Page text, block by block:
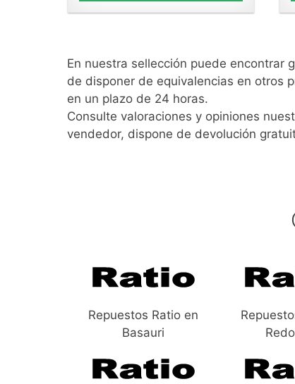
En nuestra sellección puede encontrar
de disponer de equivalencias en otros
en un plazo de 24 horas.
Consulte valoraciones y opiniones
vendedor, dispone de devolución
Repuestos Ratio en
Basauri